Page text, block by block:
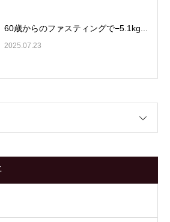
60歳からのファスティングで−5.1kg...
2025.07.23